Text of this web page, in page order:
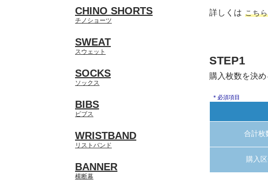
CHINO SHORTS
チノショーツ
SWEAT
スウェット
SOCKS
ソックス
BIBS
ビブス
WRISTBAND
リストバンド
BANNER
横断幕
詳しくは こちら
STEP1
購入枚数を決め
＊必須項目
合計枚
購入